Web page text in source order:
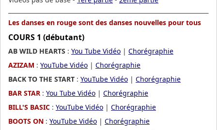
Les danses en rouge sont des danses nouvelles pour tous
COURS 1 (débutant)
AB WILD HEARTS : You Tube Vidéo | Chorégraphie
AZIZAM : YouTube Vidéo | Chorégraphie
BACK TO THE START : YouTube Vidéo | Chorégraphie
BAR STAR : You Tube Vidéo | Chorégraphie
BILL'S BASIC : YouTube Vidéo | Chorégraphie
BOOTS ON : YouTube Vidéo | Chorégraphie